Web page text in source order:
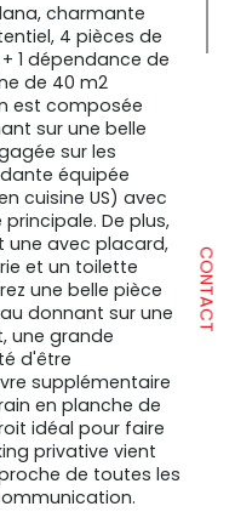
CONTACT
charmante
4 pièces de
1 dépendance de
de 40 m2
est composée
sur une belle
sur les
équipée
cuisine US) avec
De plus,
une avec placard,
et un toilette
une belle pièce
donnant sur une
une grande
d'être
supplémentaire
en planche de
idéal pour faire
privative vient
de toutes les